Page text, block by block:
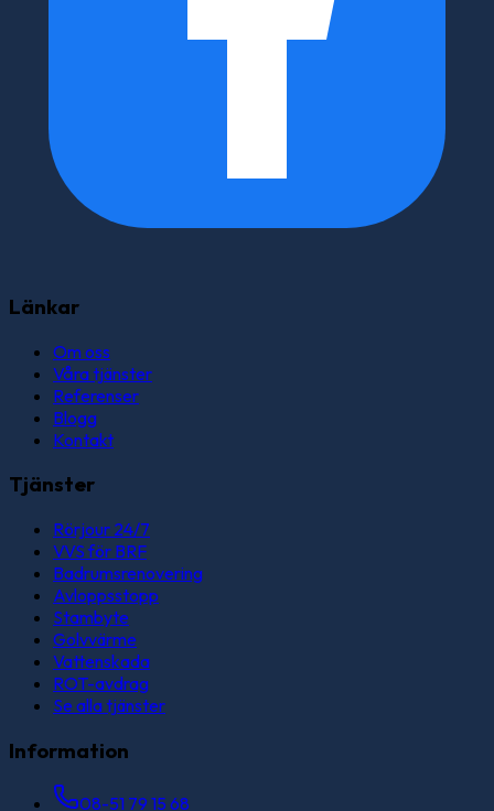
Länkar
Om oss
Våra tjänster
Referenser
Blogg
Kontakt
Tjänster
Rörjour 24/7
VVS för BRF
Badrumsrenovering
Avloppsstopp
Stambyte
Golvvärme
Vattenskada
ROT-avdrag
Se alla tjänster
Information
08-51 79 15 68